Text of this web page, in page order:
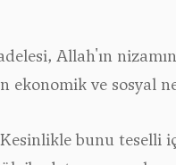
Allah'ın
ekonomik ve sosyal
bunu teselli